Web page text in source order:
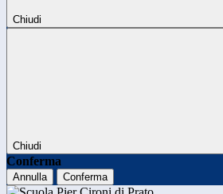
Chiudi
Chiudi
Conferma
Annulla Conferma